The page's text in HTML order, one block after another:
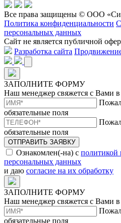
Все права защищены © ООО
Политика конфиденциальности
персональных данных
Сайт не является публичной
Разработка сайта
ЗАПОЛНИТЕ ФОРМУ
Наш менеджер свяжется с Вами
обязательные поля
обязательные поля
ОТПРАВИТЬ ЗАЯВКУ
Ознакомлен(-на) с политикой
персональных данных
и даю согласие на их обработку
ЗАПОЛНИТЕ ФОРМУ
Наш менеджер свяжется с Вами
обязательные поля